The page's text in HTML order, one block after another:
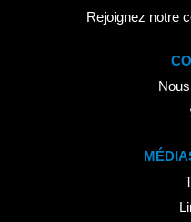
Rejoignez notre